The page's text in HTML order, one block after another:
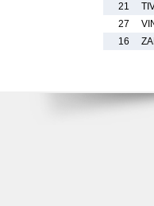
21
27
16